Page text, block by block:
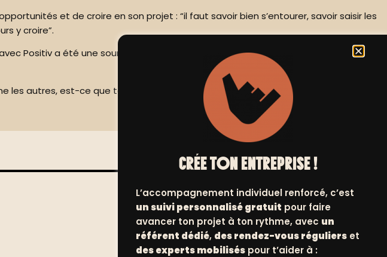
et de croire en son projet : “il faut savoir bien s’entourer, savoir saisir les
y croire”.
Positiv a été une source d’accompagnement et d’inspiration pour la réalisation
les autres, est-ce que tout le monde mentait ? »
CRÉE TON ENTREPRISE !
L’accompagnement individuel renforcé, c’est
un suivi personnalisé gratuit pour faire
avancer ton projet à ton rythme, avec un
référent dédié, des rendez-vous réguliers et
des experts mobilisés pour t’aider à :